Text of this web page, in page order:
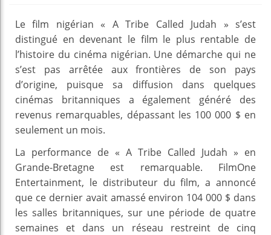
Le film nigérian « A Tribe Called Judah » s’est
distingué en devenant le film le plus rentable de
l’histoire du cinéma nigérian. Une démarche qui ne
s’est pas arrêtée aux frontières de son pays
d’origine, puisque sa diffusion dans quelques
cinémas britanniques a également généré des
revenus remarquables, dépassant les 100 000 $ en
seulement un mois.
La performance de « A Tribe Called Judah » en
Grande-Bretagne est remarquable. FilmOne
Entertainment, le distributeur du film, a annoncé
que ce dernier avait amassé environ 104 000 $ dans
les salles britanniques, sur une période de quatre
semaines et dans un réseau restreint de cinq